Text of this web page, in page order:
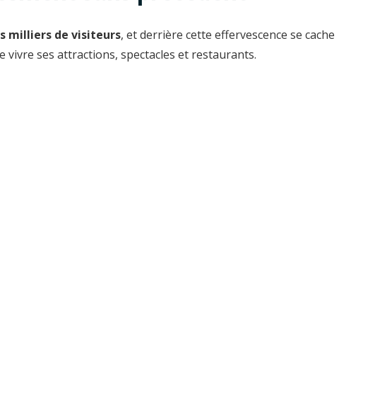
milliers de visiteurs, et derrière cette effervescence se cache
ses attractions, spectacles et restaurants.